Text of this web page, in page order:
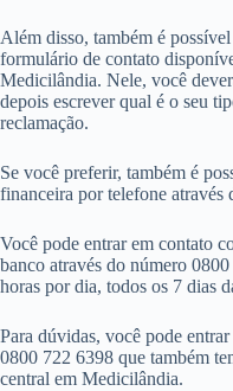
Além disso, também é
formulário de contato
Medicilândia. Nele, você
depois escrever qual é o seu
reclamação.
Se você preferir, também é
financeira por telefone através
Você pode entrar em contato
banco através do número
horas por dia, todos os 7 dias
Para dúvidas, você pode
0800 722 6398 que também
central em Medicilândia.